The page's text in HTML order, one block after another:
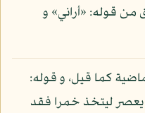
من قوله: «أراني» و
كما قيل، و قوله:
ليتخذ خمرا فقد